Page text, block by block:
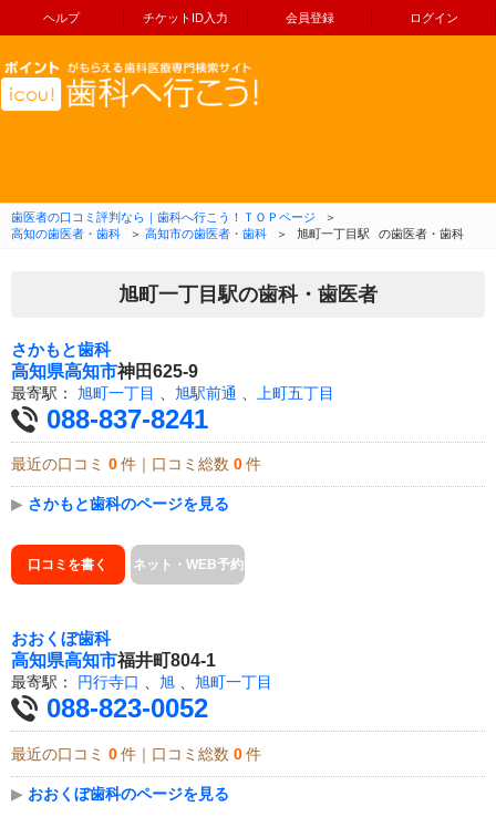
ヘルプ チケットID入力 会員登録 ログイン
コンテンツへ移動
歯医者の口コミ評判なら｜歯科へ行こう！ＴＯＰページ
＞
高知の歯医者・歯科
＞ 高知市の歯医者・歯科 ＞ 旭町一丁目駅 の歯医者・歯科
旭町一丁目駅の歯科・歯医者
さかもと歯科
高知県高知市神田625-9
最寄駅： 旭町一丁目 旭駅前通 上町五丁目
088-837-8241
最近の口コミ 0 件｜口コミ総数 0 件
▶ さかもと歯科のページを見る
口コミを書く ネット・WEB予約
おおくぼ歯科
高知県高知市福井町804-1
最寄駅： 円行寺口 、 旭 、 旭町一丁目
088-823-0052
最近の口コミ 0 件｜口コミ総数 0 件
▶ おおくぼ歯科のページを見る